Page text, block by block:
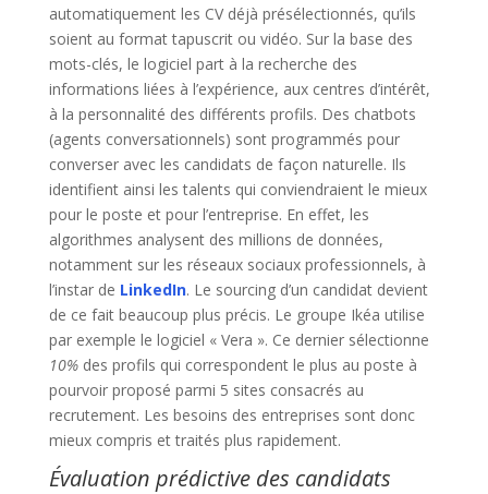
automatiquement les CV déjà présélectionnés, qu’ils
soient au format tapuscrit ou vidéo. Sur la base des
mots-clés, le logiciel part à la recherche des
informations liées à l’expérience, aux centres d’intérêt,
à la personnalité des différents profils. Des chatbots
(agents conversationnels) sont programmés pour
converser avec les candidats de façon naturelle. Ils
identifient ainsi les talents qui conviendraient le mieux
pour le poste et pour l’entreprise. En effet, les
algorithmes analysent des millions de données,
notamment sur les réseaux sociaux professionnels, à
l’instar de LinkedIn. Le sourcing d’un candidat devient
de ce fait beaucoup plus précis. Le groupe Ikéa utilise
par exemple le logiciel « Vera ». Ce dernier sélectionne
10%des profils qui correspondent le plus au poste à
pourvoir proposé parmi 5 sites consacrés au
recrutement. Les besoins des entreprises sont donc
mieux compris et traités plus rapidement.
Évaluation prédictive des candidats